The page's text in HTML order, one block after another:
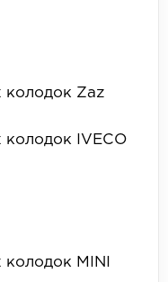
колодок Zaz
IVECO
MINI